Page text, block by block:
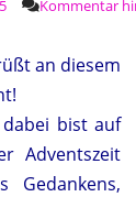
Kommentar
an diesem
bist auf
Adventszeit
Gedankens,